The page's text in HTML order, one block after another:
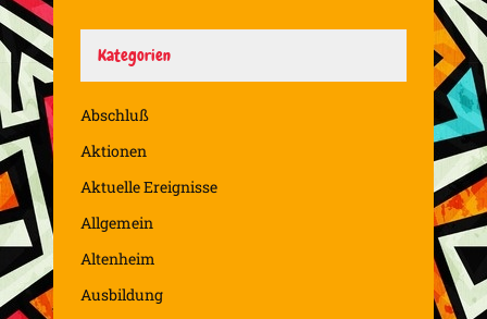
Kategorien
Abschluß
Aktionen
Aktuelle Ereignisse
Allgemein
Altenheim
Ausbildung